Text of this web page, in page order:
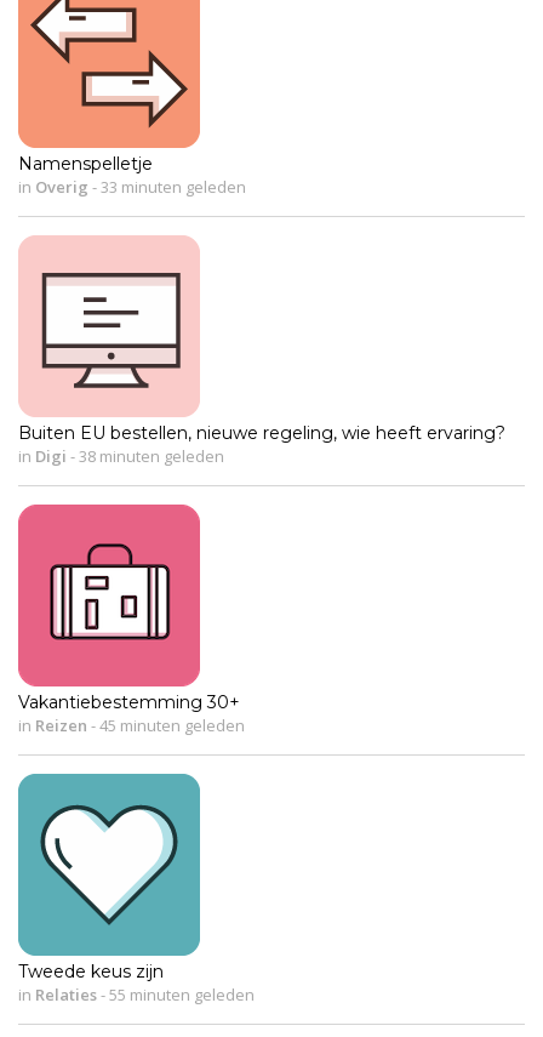
Namenspelletje
in Overig -33 minuten geleden
Buiten EU bestellen, nieuwe regeling, wie heeft ervaring?
in Digi -38 minuten geleden
Vakantiebestemming 30+
in Reizen -45 minuten geleden
Tweede keus zijn
in Relaties-55 minuten geleden